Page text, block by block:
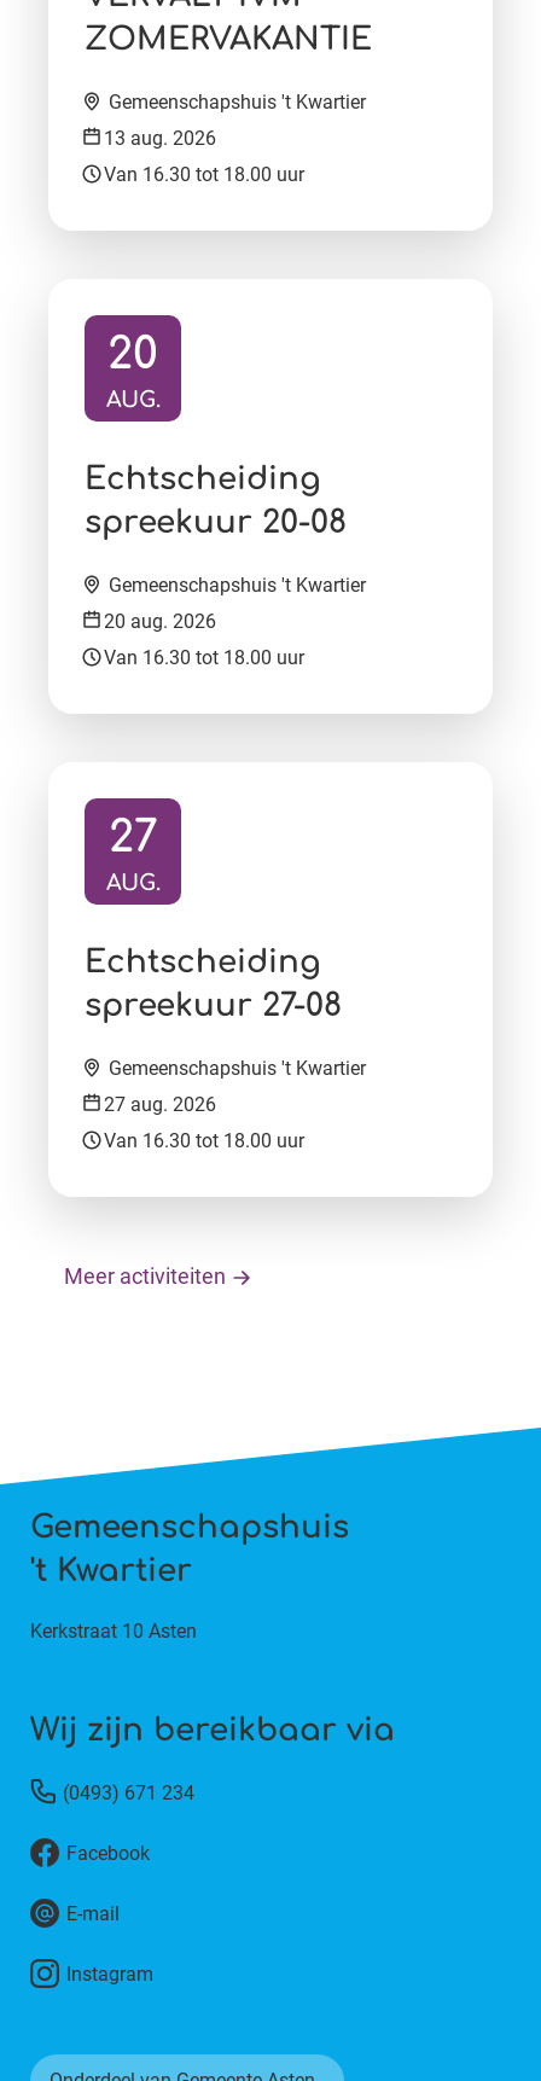
ZOMERVAKANTIE
Locatie:
Gemeenschapshuis 't Kwartier
Datum:
13 aug. 2026
Tijd:
Van 16.30 tot 18.00 uur
Ga naar activiteit:
Echtscheiding
spreekuur 20-08
20
AUG.
Locatie:
Gemeenschapshuis 't Kwartier
Datum:
20 aug. 2026
Tijd:
Van 16.30 tot 18.00 uur
Ga naar activiteit:
Echtscheiding
spreekuur 27-08
27
AUG.
Locatie:
Gemeenschapshuis 't Kwartier
Datum:
27 aug. 2026
Tijd:
Van 16.30 tot 18.00 uur
Meer activiteiten
Gemeenschapshuis
't Kwartier
Kerkstraat 10 Asten
Wij zijn bereikbaar via
(0493) 671 234
Facebook
E-mail
Instagram